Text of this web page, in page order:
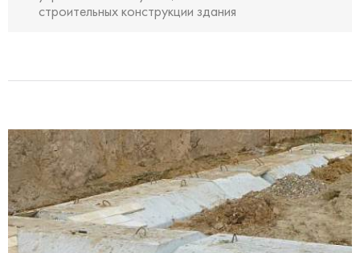
строительных конструкции здания